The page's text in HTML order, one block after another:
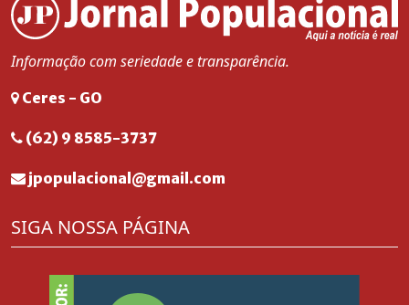
Informação com seriedade e transparência.
Ceres - GO
(62) 9 8585-3737
jpopulacional@gmail.com
SIGA NOSSA PÁGINA